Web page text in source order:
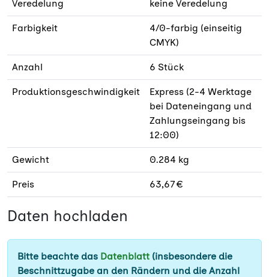
Veredelung keine Veredelung
Farbigkeit
4/0-farbig (einseitig
CMYK)
Anzahl 6 Stück
Produktionsgeschwindigkeit
Express (2-4 Werktage
bei Dateneingang und
Zahlungseingang bis
12:00)
Gewicht 0.284 kg
Preis 63,67 €
Daten hochladen
Bitte beachte das Datenblatt (insbesondere die
Beschnittzugabe an den Rändern und die Anzahl